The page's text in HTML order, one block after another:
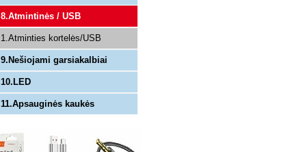
8.Atmintinės / USB
1.Atminties kortelės/USB
9.Nešiojami garsiakalbiai
10.LED
11.Apsauginės kaukės